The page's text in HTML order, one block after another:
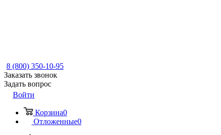
8 (800) 350-10-95
Заказать звонок
Задать вопрос
Войти
Корзина0
Отложенные0